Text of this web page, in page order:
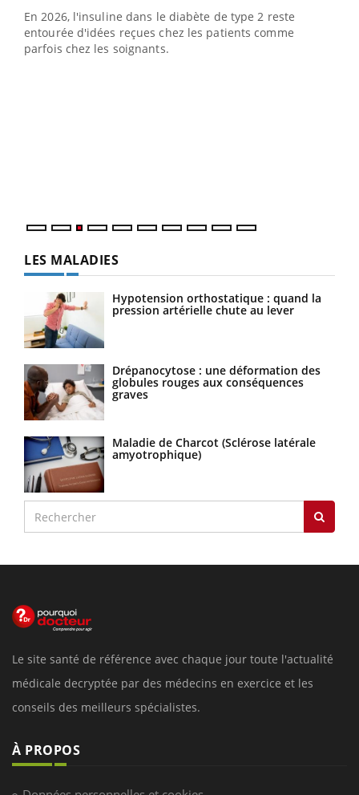
En 2026, l'insuline dans le diabète de type 2 reste
entourée d'idées reçues chez les patients comme
parfois chez les soignants.
LES MALADIES
Hypotension orthostatique : quand la
pression artérielle chute au lever
Drépanocytose : une déformation des
globules rouges aux conséquences
graves
Maladie de Charcot (Sclérose latérale
amyotrophique)
Le site santé de référence avec chaque jour toute l'actualité
médicale decryptée par des médecins en exercice et les
conseils des meilleurs spécialistes.
À PROPOS